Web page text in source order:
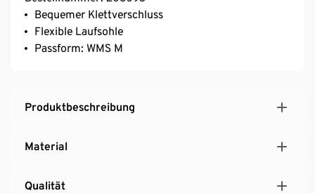
Bequemer Klettverschluss
Flexible Laufsohle
Passform: WMS M
Produktbeschreibung
Material
Qualität